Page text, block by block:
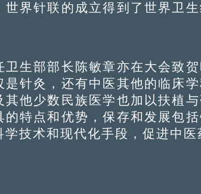
世界针联的成立得到了世界卫
部部长陈敏章亦在大会致贺
是针灸，还有中医其他的临床
其他少数民族医学也加以扶植
的特点和优势，保存和发展包
学技术和现代化手段，促进中医